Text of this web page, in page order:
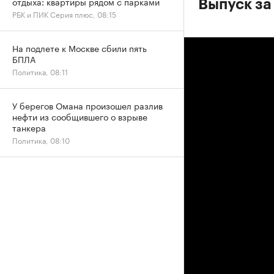
Выпуск
РБК и ПИК Серия плюс, 08:15
На подлете к Москве сбили пять
БПЛА
Политика, 08:11
У берегов Омана произошел разлив
нефти из сообщившего о взрыве
танкера
Политика, 08:10